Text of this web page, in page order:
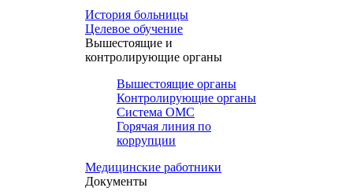
История больницы
Целевое обучение
Вышестоящие и
контролирующие органы
Вышестоящие органы
Контролирующие органы
Система ОМС
Горячая линия по
коррупции
Медицинские работники
Документы